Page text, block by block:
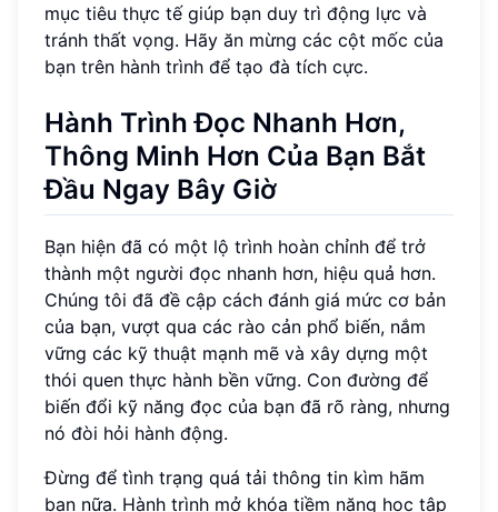
mục tiêu thực tế giúp bạn duy trì động lực và
tránh thất vọng. Hãy ăn mừng các cột mốc của
bạn trên hành trình để tạo đà tích cực.
Hành Trình Đọc Nhanh Hơn,
Thông Minh Hơn Của Bạn Bắt
Đầu Ngay Bây Giờ
Bạn hiện đã có một lộ trình hoàn chỉnh để trở
thành một người đọc nhanh hơn, hiệu quả hơn.
Chúng tôi đã đề cập cách đánh giá mức cơ bản
của bạn, vượt qua các rào cản phổ biến, nắm
vững các kỹ thuật mạnh mẽ và xây dựng một
thói quen thực hành bền vững. Con đường để
biến đổi kỹ năng đọc của bạn đã rõ ràng, nhưng
nó đòi hỏi hành động.
Đừng để tình trạng quá tải thông tin kìm hãm
bạn nữa. Hành trình mở khóa tiềm năng học tập